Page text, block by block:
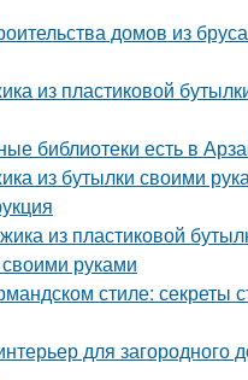
домов из
из пластиковой
библиотеки есть в
из бутылки своими
из пластиковой
руками
стиле: секреты
для загородного